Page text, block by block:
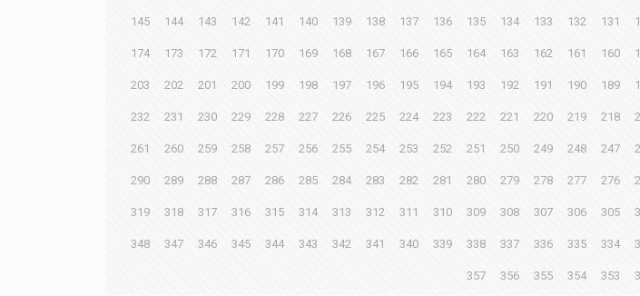
131
132
133
134
135
136
137
138
139
140
141
142
143
144
145
160
161
162
163
164
165
166
167
168
169
170
171
172
173
174
189
190
191
192
193
194
195
196
197
198
199
200
201
202
203
218
219
220
221
222
223
224
225
226
227
228
229
230
231
232
247
248
249
250
251
252
253
254
255
256
257
258
259
260
261
276
277
278
279
280
281
282
283
284
285
286
287
288
289
290
305
306
307
308
309
310
311
312
313
314
315
316
317
318
319
334
335
336
337
338
339
340
341
342
343
344
345
346
347
348
353
354
355
356
357